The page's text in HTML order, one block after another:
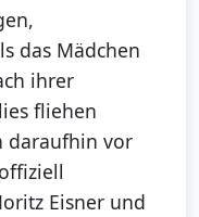
das Mädchen
ihrer
fliehen
daraufhin vor
Eisner und